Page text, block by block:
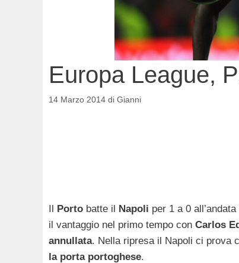
Europa League,
14 Marzo 2014 di Gianni
Il Porto batte il Napoli per 1 a 0
il vantaggio nel primo tempo con Carlos
annullata. Nella ripresa il Napoli ci prova
la porta portoghese.